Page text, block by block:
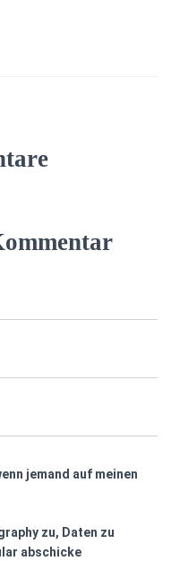
jemand auf meinen
zu, Daten zu
abschicke